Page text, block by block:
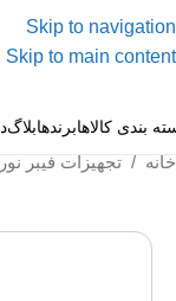
Skip to navigation
Skip to main content
بندی کالاهابرندهابلاگ
خانه / تجهیزات فیبر